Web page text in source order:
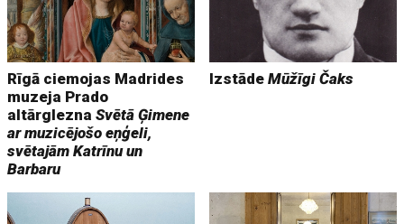
Rīgā ciemojas Madrides
muzeja Prado
altārgleznaSvētā Ģimene
ar muzicējošo eņģeli,
svētajām Katrīnu un
Barbaru
IzstādeMūžīgi Čaks